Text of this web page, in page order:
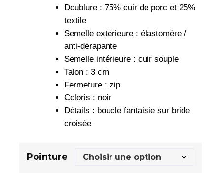
Doublure : 75% cuir de porc et 25%
textile
Semelle extérieure : élastomère /
anti-dérapante
Semelle intérieure : cuir souple
Talon : 3 cm
Fermeture : zip
Coloris : noir
Détails : boucle fantaisie sur bride
croisée
Pointure